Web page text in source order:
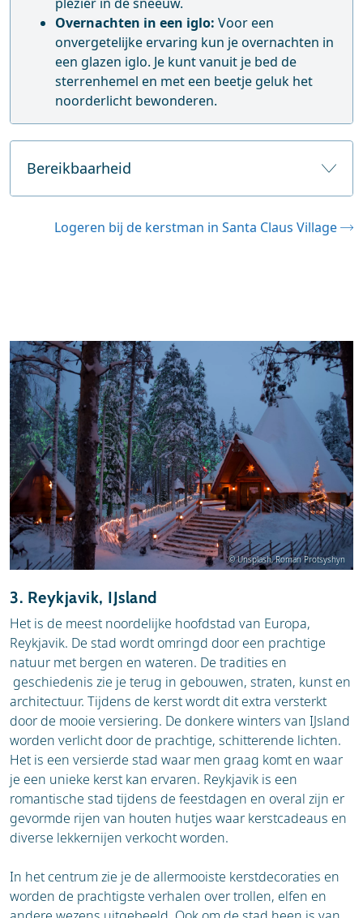
Overnachten in een iglo: Voor een
onvergetelijke ervaring kun je overnachten in
een glazen iglo. Je kunt vanuit je bed de
sterrenhemel en met een beetje geluk het
noorderlicht bewonderen.
Bereikbaarheid
Finland. Hoewel het ver weg lijkt, is het verrassend
Rovaniemi Airport (RVN) vliegen. Tijdens de
wintermaanden zijn er vaak ook directe
vluchten vanuit verschillende Europese
steden. Vanaf de luchthaven ben je met een
taxibus of taxi snel in het centrum.
Trein:Reizen met de trein is een duurzame en
unieke ervaring. Je kunt met de 'Santa Claus
Express' nachttrein vanuit Helsinki naar
Rovaniemi reizen. Dit is een comfortabele
manier om door de winterse landschappen te
reizen en 's ochtends fris in Rovaniemi aan te
komen.
Auto:Rovaniemi is goed bereikbaar met de
auto, maar houd er rekening mee dat de
wegen in de winter besneeuwd en glad
kunnen zijn. Winterbanden en ervaring met
rijden in winterse omstandigheden zijn een
absolute must.
Vervoer ter plaatse:Het openbaar vervoer in
Rovaniemi is beperkt, maar het centrum is
compact en de meeste bezienswaardigheden
in het centrum liggen op loopafstand. Voor
langere afstanden, zoals naar het Santa Claus
Village of voor een safari, kun je
gebruikmaken van een huurauto, taxi's of
georganiseerde shuttles.
Logeren bij de kerstman in Santa Claus Village
© Unsplash, Roman Protsyshyn
3. Reykjavik, IJsland
Het is de meest noordelijke hoofdstad van Europa,
Reykjavik. De stad wordt omringd door een prachtige
natuur met bergen en wateren. De tradities en
geschiedenis zie je terug in gebouwen, straten, kunst en
architectuur. Tijdens de kerst wordt dit extra versterkt
door de mooie versiering. De donkere winters van IJsland
worden verlicht door de prachtige, schitterende lichten.
Het is een versierde stad waar men graag komt en waar
je een unieke kerst kan ervaren. Reykjavik is een
romantische stad tijdens de feestdagen en overal zijn er
gevormde rijen van houten hutjes waar kerstcadeaus en
diverse lekkernijen verkocht worden.
In het centrum zie je de allermooiste kerstdecoraties en
worden de prachtigste verhalen over trollen, elfen en